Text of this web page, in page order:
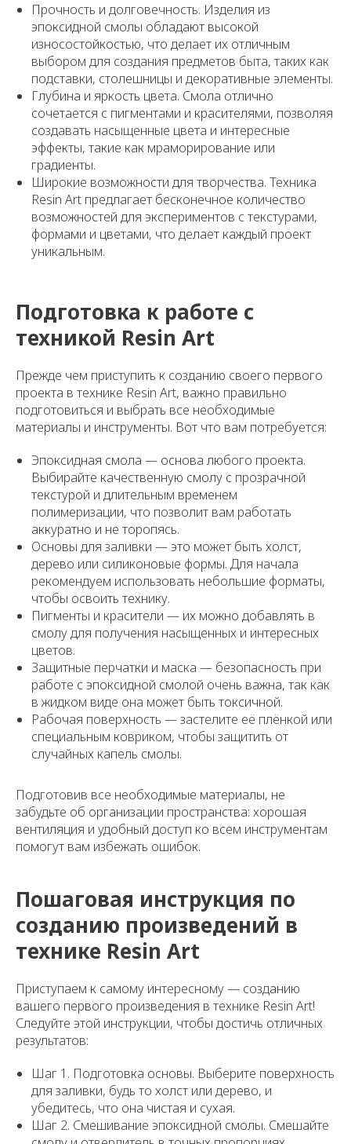
Прочность и долговечность. Изделия из
эпоксидной смолы обладают высокой
износостойкостью, что делает их отличным
выбором для создания предметов быта, таких как
подставки, столешницы и декоративные элементы.
Глубина и яркость цвета. Смола отлично
сочетается с пигментами и красителями, позволяя
создавать насыщенные цвета и интересные
эффекты, такие как мраморирование или
градиенты.
Широкие возможности для творчества. Техника
Resin Art предлагает бесконечное количество
возможностей для экспериментов с текстурами,
формами и цветами, что делает каждый проект
уникальным.
Подготовка к работе с
техникой Resin Art
Прежде чем приступить к созданию своего первого
проекта в технике Resin Art, важно правильно
подготовиться и выбрать все необходимые
материалы и инструменты. Вот что вам потребуется:
Эпоксидная смола — основа любого проекта.
Выбирайте качественную смолу с прозрачной
текстурой и длительным временем
полимеризации, что позволит вам работать
аккуратно и не торопясь.
Основы для заливки — это может быть холст,
дерево или силиконовые формы. Для начала
рекомендуем использовать небольшие форматы,
чтобы освоить технику.
Пигменты и красители — их можно добавлять в
смолу для получения насыщенных и интересных
цветов.
Защитные перчатки и маска — безопасность при
работе с эпоксидной смолой очень важна, так как
в жидком виде она может быть токсичной.
Рабочая поверхность — застелите её плёнкой или
специальным ковриком, чтобы защитить от
случайных капель смолы.
Подготовив все необходимые материалы, не
забудьте об организации пространства: хорошая
вентиляция и удобный доступ ко всем инструментам
помогут вам избежать ошибок.
Пошаговая инструкция по
созданию произведений в
технике Resin Art
Приступаем к самому интересному — созданию
вашего первого произведения в технике Resin Art!
Следуйте этой инструкции, чтобы достичь отличных
результатов:
Шаг 1. Подготовка основы. Выберите поверхность
для заливки, будь то холст или дерево, и
убедитесь, что она чистая и сухая.
Шаг 2. Смешивание эпоксидной смолы. Смешайте